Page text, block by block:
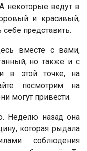
некоторые ведут в
и красивый,
представить.
вместе с вами,
но также и с
в этой точке, на
посмотрим на
могут привести.
Неделю назад она
которая рыдала
соблюдения